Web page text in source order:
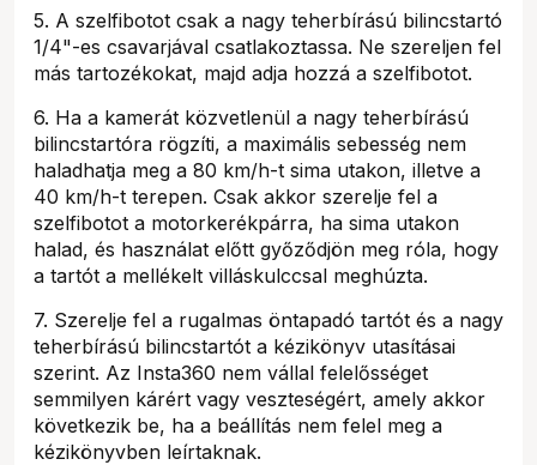
5. A szelfibotot csak a nagy teherbírású bilincstartó
1/4"-es csavarjával csatlakoztassa. Ne szereljen fel
más tartozékokat, majd adja hozzá a szelfibotot.
6. Ha a kamerát közvetlenül a nagy teherbírású
bilincstartóra rögzíti, a maximális sebesség nem
haladhatja meg a 80 km/h-t sima utakon, illetve a
40 km/h-t terepen. Csak akkor szerelje fel a
szelfibotot a motorkerékpárra, ha sima utakon
halad, és használat előtt győződjön meg róla, hogy
a tartót a mellékelt villáskulccsal meghúzta.
7. Szerelje fel a rugalmas öntapadó tartót és a nagy
teherbírású bilincstartót a kézikönyv utasításai
szerint. Az Insta360 nem vállal felelősséget
semmilyen kárért vagy veszteségért, amely akkor
következik be, ha a beállítás nem felel meg a
kézikönyvben leírtaknak.